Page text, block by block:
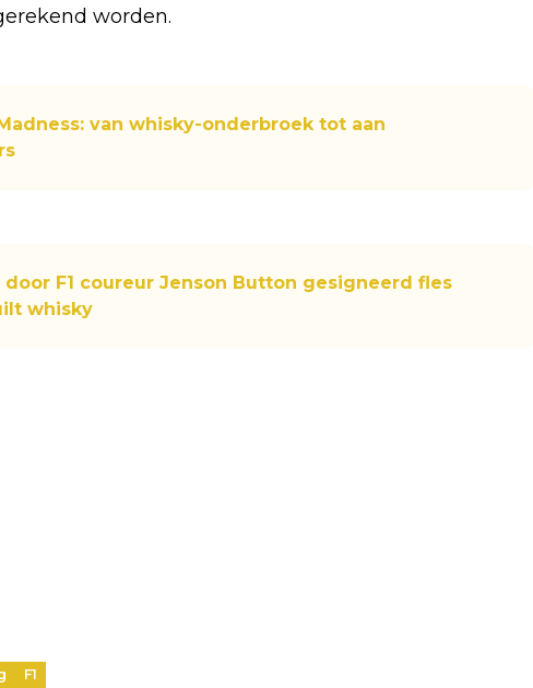
worden.
van whisky-onderbroek tot aan
F1 coureur Jenson Button gesigneerd fles
whisky
F1